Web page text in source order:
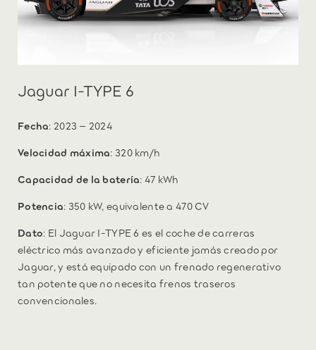
Jaguar I-TYPE 6
Fecha: 2023 – 2024
Velocidad máxima: 320 km/h
Capacidad de la batería: 47 kWh
Potencia: 350 kW, equivalente a 470 CV
Dato: El Jaguar I-TYPE 6 es el coche de carreras
eléctrico más avanzado y eficiente jamás creado por
Jaguar, y está equipado con un frenado regenerativo
tan potente que no necesita frenos traseros
convencionales.